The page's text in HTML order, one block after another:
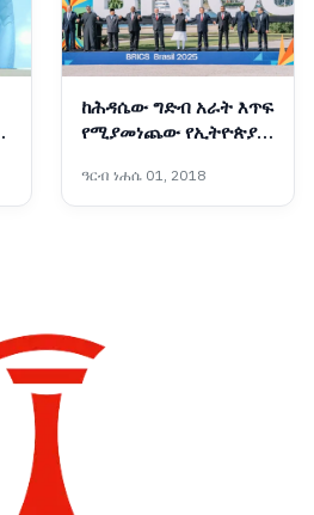
ከሕዳሴው ግድብ አራት እጥፍ
የሚያመነጨው የኢትዮጵያ
ዓርብ ነሐሴ 01, 2018